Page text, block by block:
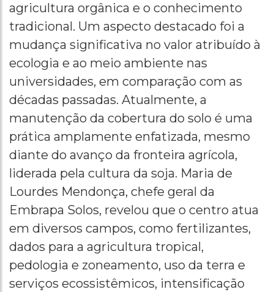
agricultura orgânica e o conhecimento
tradicional. Um aspecto destacado foi a
mudança significativa no valor atribuído à
ecologia e ao meio ambiente nas
universidades, em comparação com as
décadas passadas. Atualmente, a
manutenção da cobertura do solo é uma
prática amplamente enfatizada, mesmo
diante do avanço da fronteira agrícola,
liderada pela cultura da soja. Maria de
Lourdes Mendonça, chefe geral da
Embrapa Solos, revelou que o centro atua
em diversos campos, como fertilizantes,
dados para a agricultura tropical,
pedologia e zoneamento, uso da terra e
serviços ecossistêmicos, intensificação